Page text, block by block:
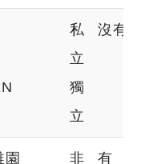
私
立
獨
立
沒有
園
非
有